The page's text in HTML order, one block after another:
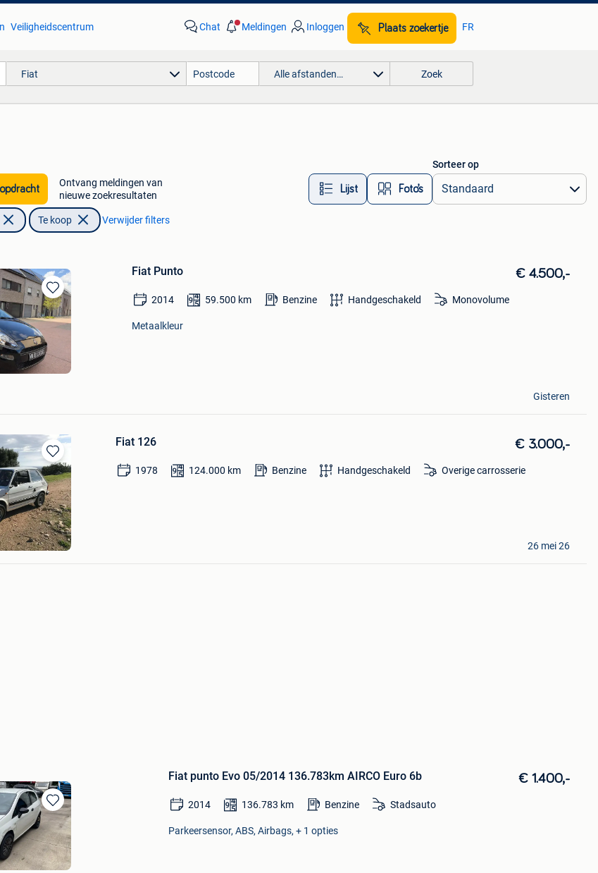
Veiligheidscentrum Chat Meldingen Inloggen Plaats zoekertje FR
Fiat Alle afstanden… Zoek
Ontvang meldingen van
nieuwe zoekresultaten
Lijst Foto’s
Sorteer op
Te koop Verwijder filters
Bewaren
in
Mijn
Favorieten
Fiat Punto € 4.500,-
2014 59.500 km Benzine Handgeschakeld Monovolume
Metaalkleur
Gisteren
Bewaren
in
Mijn
Favorieten
Fiat 126 € 3.000,-
1978 124.000 km Benzine Handgeschakeld Overige carrosserie
26 mei 26
Bewaren
in
Mijn
Favorieten
Fiat punto Evo 05/2014 136.783km AIRCO Euro 6b € 1.400,-
2014 136.783 km Benzine Stadsauto
Parkeersensor, ABS, Airbags, + 1 opties